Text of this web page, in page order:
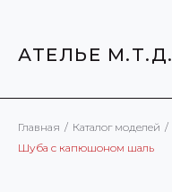
АТЕЛЬЕ М.Т.Д.
Главная / Каталог моделей /
Шуба с капюшоном шаль